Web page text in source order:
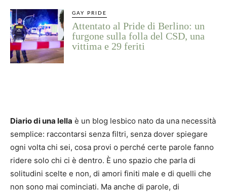
GAY PRIDE
Attentato al Pride di Berlino: un
furgone sulla folla del CSD, una
vittima e 29 feriti
Diario di una lella è un blog lesbico nato da una necessità
semplice: raccontarsi senza filtri, senza dover spiegare
ogni volta chi sei, cosa provi o perché certe parole fanno
ridere solo chi ci è dentro. È uno spazio che parla di
solitudini scelte e non, di amori finiti male e di quelli che
non sono mai cominciati. Ma anche di parole, di